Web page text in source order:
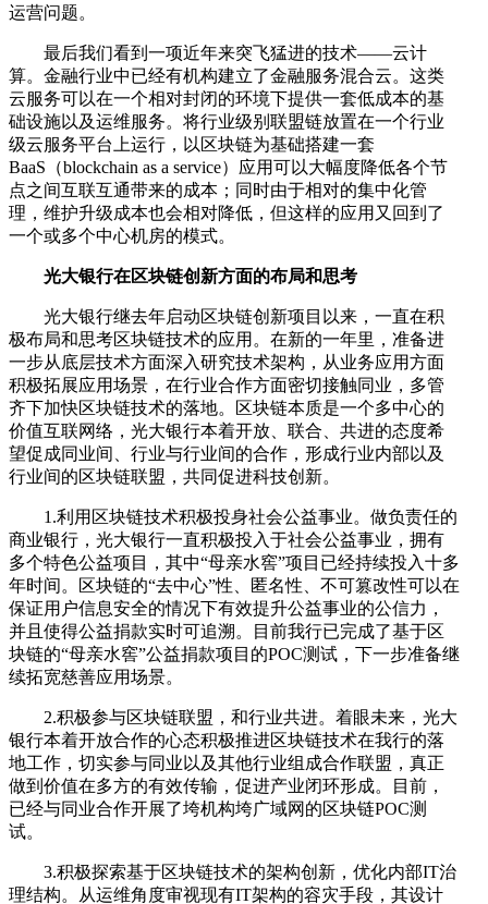
运营问题。
最后我们看到一项近年来突飞猛进的技术——云计
算。金融行业中已经有机构建立了金融服务混合云。这类
云服务可以在一个相对封闭的环境下提供一套低成本的基
础设施以及运维服务。将行业级别联盟链放置在一个行业
级云服务平台上运行，以区块链为基础搭建一套
BaaS（blockchain as a service）应用可以大幅度降低各个节
点之间互联互通带来的成本；同时由于相对的集中化管
理，维护升级成本也会相对降低，但这样的应用又回到了
一个或多个中心机房的模式。
光大银行在区块链创新方面的布局和思考
光大银行继去年启动区块链创新项目以来，一直在积
极布局和思考区块链技术的应用。在新的一年里，准备进
一步从底层技术方面深入研究技术架构，从业务应用方面
积极拓展应用场景，在行业合作方面密切接触同业，多管
齐下加快区块链技术的落地。区块链本质是一个多中心的
价值互联网络，光大银行本着开放、联合、共进的态度希
望促成同业间、行业与行业间的合作，形成行业内部以及
行业间的区块链联盟，共同促进科技创新。
1.利用区块链技术积极投身社会公益事业。做负责任的
商业银行，光大银行一直积极投入于社会公益事业，拥有
多个特色公益项目，其中“母亲水窖”项目已经持续投入十多
年时间。区块链的“去中心”性、匿名性、不可篡改性可以在
保证用户信息安全的情况下有效提升公益事业的公信力，
并且使得公益捐款实时可追溯。目前我行已完成了基于区
块链的“母亲水窖”公益捐款项目的POC测试，下一步准备继
续拓宽慈善应用场景。
2.积极参与区块链联盟，和行业共进。着眼未来，光大
银行本着开放合作的心态积极推进区块链技术在我行的落
地工作，切实参与同业以及其他行业组成合作联盟，真正
做到价值在多方的有效传输，促进产业闭环形成。目前，
已经与同业合作开展了垮机构垮广域网的区块链POC测
试。
3.积极探索基于区块链技术的架构创新，优化内部IT治
理结构。从运维角度审视现有IT架构的容灾手段，其设计